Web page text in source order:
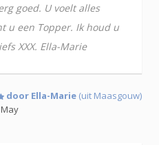
goed. U voelt alles
u een Topper. Ik houd u
XXX. Ella-Marie
door Ella-Marie (uit Maasgouw)